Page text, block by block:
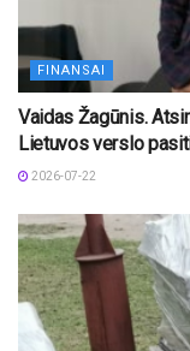
FINANSAI
Vaidas Žagūnis.
Lietuvos verslo
2026-07-22